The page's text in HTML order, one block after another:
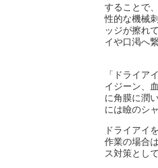
することで
性的な機械
ッジが擦れ
イや口渇へ
「ドライア
イジーン、
に角膜に潤
には瞼のシ
ドライアイ
作業の場合
ス対策とし